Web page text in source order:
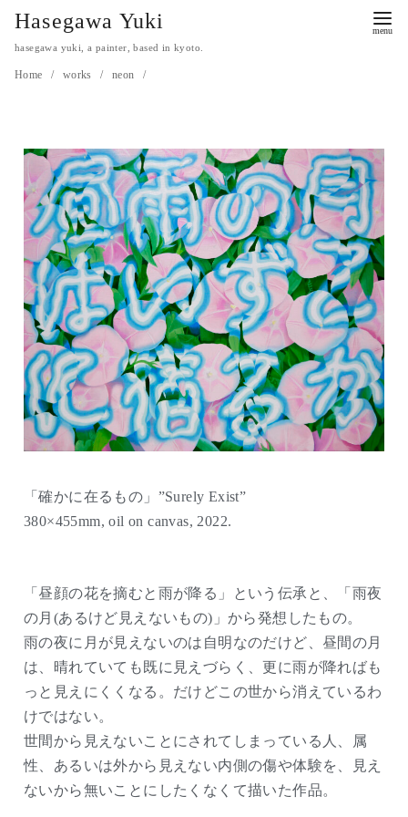
Hasegawa Yuki
hasegawa yuki, a painter, based in kyoto.
Home works neon
「確かに在るもの」”Surely Exist”
380×455mm, oil on canvas, 2022.
「昼顔の花を摘むと雨が降る」という伝承と、「雨夜
の月(あるけど見えないもの)」から発想したもの。
雨の夜に月が見えないのは自明なのだけど、昼間の月
は、晴れていても既に見えづらく、更に雨が降ればも
っと見えにくくなる。だけどこの世から消えているわ
けではない。
世間から見えないことにされてしまっている人、属
性、あるいは外から見えない内側の傷や体験を、見え
ないから無いことにしたくなくて描いた作品。